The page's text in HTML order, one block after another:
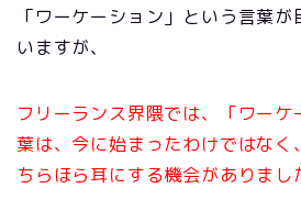
「ワーケーション」という言葉
いますが、
フリーランス界隈では、「ワーケ
葉は、今に始まったわけではなく
ちらほら耳にする機会がありまし